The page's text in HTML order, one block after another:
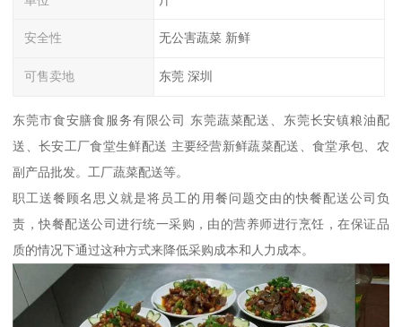
安全性 无公害蔬菜 新鲜
可售卖地 东莞 深圳
东莞市食安膳食服务有限公司 东莞蔬菜配送、东莞长安镇粮油配
送、长安工厂食堂生鲜配送 主要经营新鲜蔬菜配送、食堂承包、农
副产品批发。工厂蔬菜配送等。
职工送餐顾名思义就是将员工的用餐问题交由的快餐配送公司负
责，快餐配送公司进行统一采购，由的营养师进行烹饪，在保证品
质的情况下通过这种方式来降低采购成本和人力成本。